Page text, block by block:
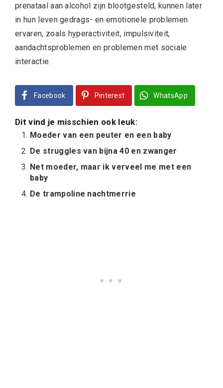
prenataal aan alcohol zijn blootgesteld, kunnen later
in hun leven gedrags- en emotionele problemen
ervaren, zoals hyperactiviteit, impulsiviteit,
aandachtsproblemen en problemen met sociale
interactie.
Facebook Pinterest WhatsApp
Dit vind je misschien ook leuk:
Moeder van een peuter en een baby
De struggles van bijna 40 en zwanger
Net moeder, maar ik verveel me met een
baby
De trampoline nachtmerrie